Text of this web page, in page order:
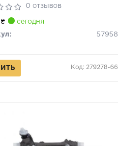
0 отзывов
₴ сегодня
57958
Код: 279278-66